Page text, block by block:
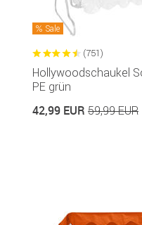
Sale
(751)
Hollywoodschaukel
PE grün
42,99 EUR 59,99 EUR